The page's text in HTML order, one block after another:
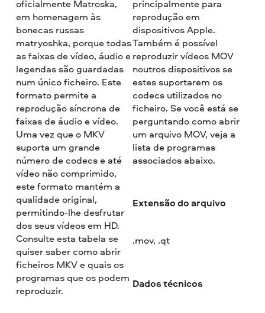
oficialmente Matroska,
em homenagem às
bonecas russas
matryoshka, porque todas
as faixas de vídeo, áudio e
legendas são guardadas
num único ficheiro. Este
formato permite a
reprodução síncrona de
faixas de áudio e vídeo.
Uma vez que o MKV
suporta um grande
número de codecs e até
vídeo não comprimido,
este formato mantém a
qualidade original,
permitindo-lhe desfrutar
dos seus vídeos em HD.
Consulte esta tabela se
quiser saber como abrir
ficheiros MKV e quais os
programas que os podem
reproduzir.
principalmente para
reprodução em
dispositivos Apple.
Também é possível
reproduzir vídeos MOV
noutros dispositivos se
estes suportarem os
codecs utilizados no
ficheiro. Se você está se
perguntando como abrir
um arquivo MOV, veja a
lista de programas
associados abaixo.
Extensão do arquivo
.mov, .qt
Dados técnicos